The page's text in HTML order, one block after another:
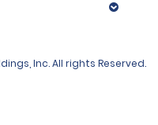
Inc. All rights Reserved.